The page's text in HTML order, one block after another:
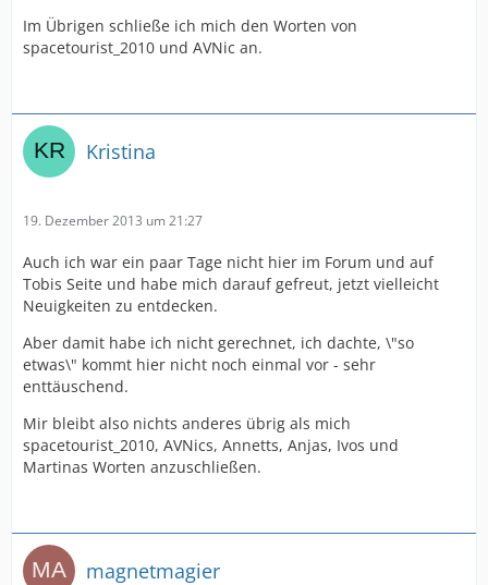
Im Übrigen schließe ich mich den Worten von
spacetourist_2010 und AVNic an.
Kristina
19. Dezember 2013 um 21:27
Auch ich war ein paar Tage nicht hier im Forum und auf
Tobis Seite und habe mich darauf gefreut, jetzt vielleicht
Neuigkeiten zu entdecken.
Aber damit habe ich nicht gerechnet, ich dachte, \"so
etwas\" kommt hier nicht noch einmal vor - sehr
enttäuschend.
Mir bleibt also nichts anderes übrig als mich
spacetourist_2010, AVNics, Annetts, Anjas, Ivos und
Martinas Worten anzuschließen.
magnetmagier